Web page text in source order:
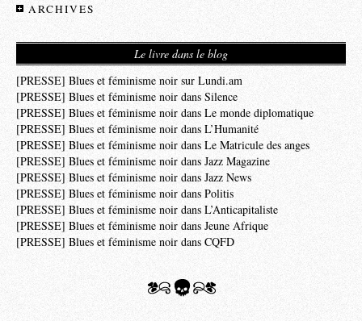
ARCHIVES
Le livre dans le blog
[PRESSE] Blues et féminisme noir sur Lundi.am
[PRESSE] Blues et féminisme noir dans Silence
[PRESSE] Blues et féminisme noir dans Le monde diplomatique
[PRESSE] Blues et féminisme noir dans L’Humanité
[PRESSE] Blues et féminisme noir dans Le Matricule des anges
[PRESSE] Blues et féminisme noir dans Jazz Magazine
[PRESSE] Blues et féminisme noir dans Jazz News
[PRESSE] Blues et féminisme noir dans Politis
[PRESSE] Blues et féminisme noir dans L’Anticapitaliste
[PRESSE] Blues et féminisme noir dans Jeune Afrique
[PRESSE] Blues et féminisme noir dans CQFD